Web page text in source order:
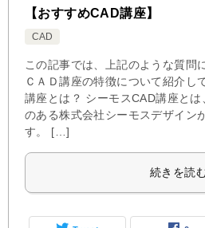
【おすすめCAD講座】
CAD
この記事では、上記のような質問
ＣＡＤ講座の特徴について紹介し
講座とは？ シーモスCAD講座と
のある株式会社シーモスデザイン
す。 […]
続きを読